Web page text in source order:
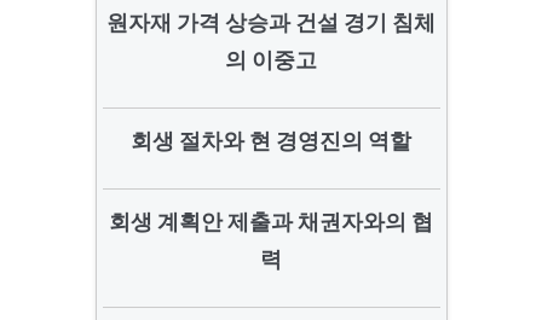
원자재 가격 상승과 건설 경기 침체
의 이중고
회생 절차와 현 경영진의 역할
회생 계획안 제출과 채권자와의 협
력